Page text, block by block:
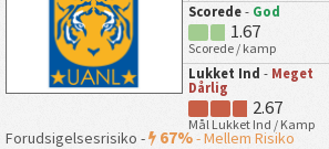
Scorede - God
1.67
Scorede / kamp
Lukket Ind - Meget
Dårlig
2.67
Mål Lukket Ind / Kamp
Forudsigelsesrisiko - 67%-Mellem Risiko